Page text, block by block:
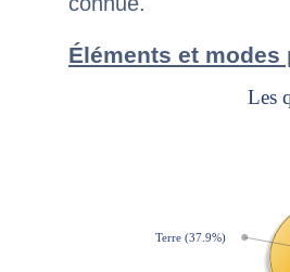
Éléments et modes